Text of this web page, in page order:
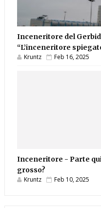
Inceneritore del
“L’inceneritore
Kruntz Feb 16, 2025
Inceneritore - Parte
grosso?
Kruntz Feb 10, 2025